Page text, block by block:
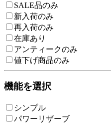
SALE品のみ
新入荷のみ
再入荷のみ
在庫あり
アンティークのみ
値下げ商品のみ
機能を選択
シンプル
パワーリザーブ